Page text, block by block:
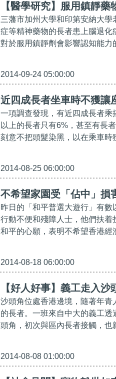
【醫學研究】服用鎮靜
三藩市加州大學和印第安納大
症等精神藥物的長者患上腦退
對於服用鎮靜劑會影響認知能力
2014-09-24 05:00:00
近四成長者坐車時不獲讓
一項調查發現，有近四成長者
以上的長者只有6%，甚至有長
刻意不把頭髮染黑，以在乘車時
2014-08-25 06:00:00
不希望家園受「佔中」
昨日的「和平普選大遊行」有
行動不便和殘障人士，他們扶
和平的心願，表明不希望香港經
2014-08-18 06:00:00
【好人好事】義工走入
沙頭角位處香港邊境，隨著年
的長者。一班來自中大的義工
頭角，初次與區內長者接觸，也
2014-08-08 01:00:00